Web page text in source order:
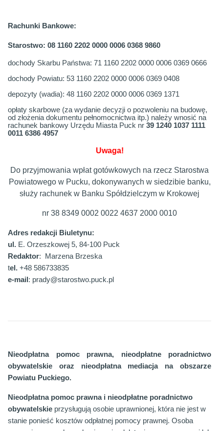
Rachunki Bankowe:
Starostwo: 08 1160 2202 0000 0006 0368 9860
dochody Skarbu Państwa: 71 1160 2202 0000 0006 0369 0666
dochody Powiatu: 53 1160 2202 0000 0006 0369 0408
depozyty (wadia): 48 1160 2202 0000 0006 0369 1371
opłaty skarbowe (za wydanie decyzji o pozwoleniu na budowę,
od złożenia dokumentu pełnomocnictwa itp.) należy wnosić na
rachunek bankowy Urzędu Miasta Puck nr 39 1240 1037 1111
0011 6386 4957
Uwaga!
Do przyjmowania wpłat gotówkowych na rzecz Starostwa
Powiatowego w Pucku, dokonywanych w siedzibie banku,
służy rachunek w Banku Spółdzielczym w Krokowej
nr 38 8349 0002 0022 4637 2000 0010
Adres redakcji Biuletynu:
ul. E. Orzeszkowej 5, 84-100 Puck
Redaktor: Marzena Brzeska
tel. +48 586733835
e-mail : prady@starostwo.puck.pl
Nieodpłatna pomoc prawna, nieodpłatne poradnictwo
obywatelskie oraz nieodpłatna mediacja na obszarze
Powiatu Puckiego.
Nieodpłatna pomoc prawna i nieodpłatne poradnictwo
obywatelskie przysługują osobie uprawnionej, która nie jest w
stanie ponieść kosztów odpłatnej pomocy prawnej. Osoba